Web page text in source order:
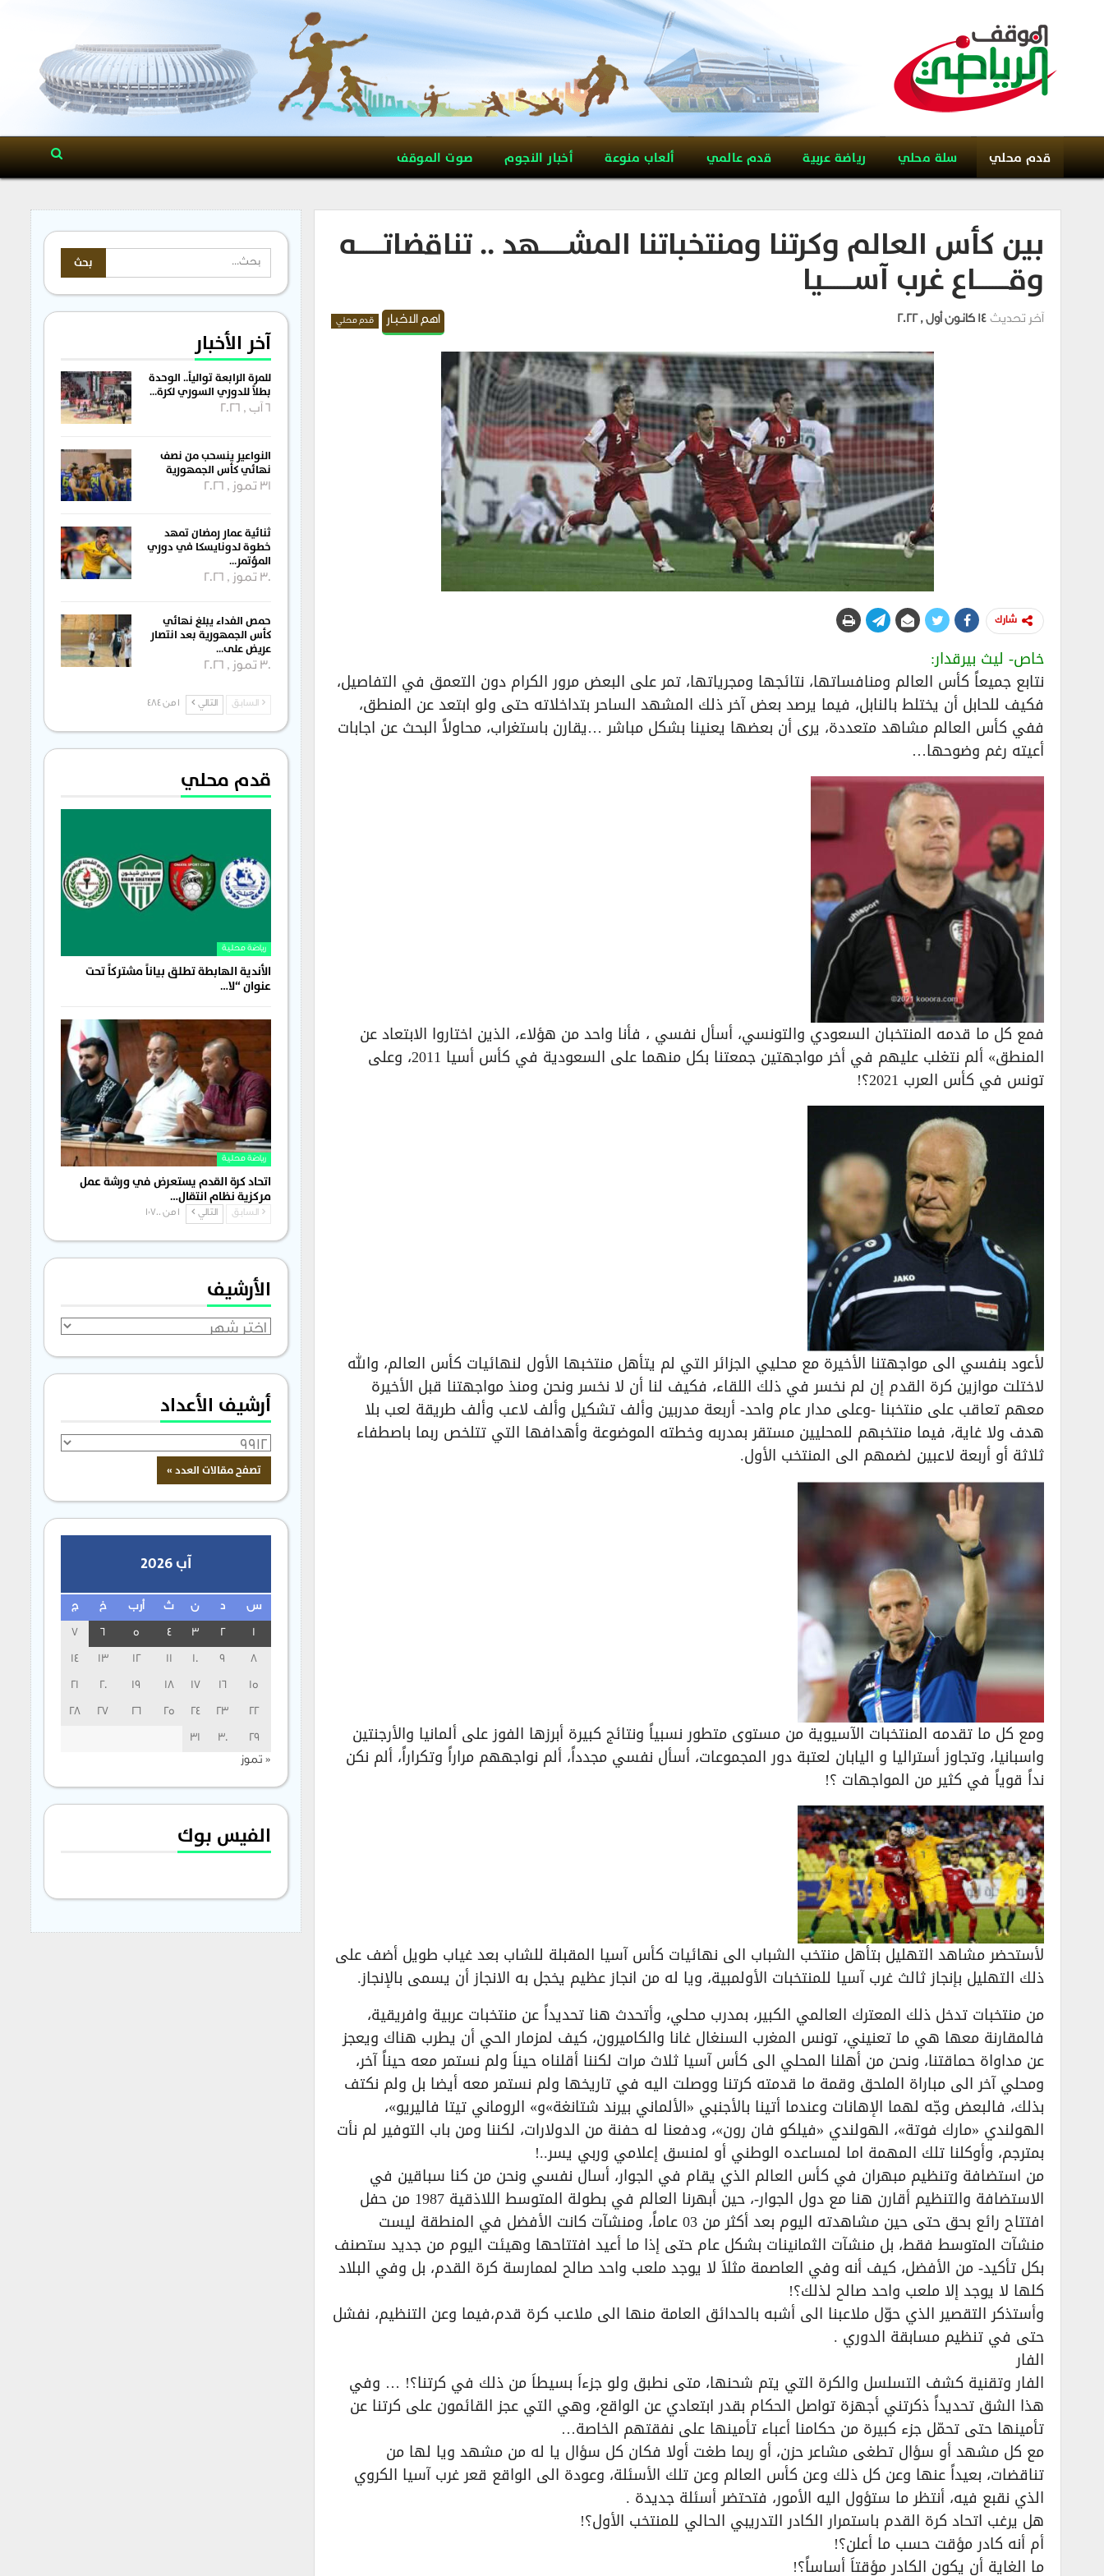
قدم محلي سلة محلي رياضة عربية قدم عالمي ألعاب منوعة أخبار النجوم صوت الموقف
بين كأس العالم وكرتنا ومنتخباتنا المشــــــــهد .. تناقضاتــــــــه
وقــــــــــاع غرب آســـــــــيا
اهم الاخبار قدم محلي آخر تحديث 14 كانون أول , 2022
شارك
خاص- ليث بيرقدار:
نتابع جميعاً كأس العالم ومنافساتها، نتائجها ومجرياتها، تمر على البعض مرور الكرام دون التعمق في التفاصيل،
فكيف للحابل أن يختلط بالنابل، فيما يرصد بعض آخر ذلك المشهد الساحر بتداخلاته حتى ولو ابتعد عن المنطق،
ففي كأس العالم مشاهد متعددة، يرى أن بعضها يعنينا بشكل مباشر …يقارن باستغراب، محاولاً البحث عن اجابات
أعيته رغم وضوحها…
فمع كل ما قدمه المنتخبان السعودي والتونسي، أسأل نفسي ، فأنا واحد من هؤلاء، الذين اختاروا الابتعاد عن
المنطق» ألم نتغلب عليهم في أخر مواجهتين جمعتنا بكل منهما على السعودية في كأس أسيا 2011، وعلى
تونس في كأس العرب 2021؟!
لأعود بنفسي الى مواجهتنا الأخيرة مع محليي الجزائر التي لم يتأهل منتخبها الأول لنهائيات كأس العالم، والله
لاختلت موازين كرة القدم إن لم نخسر في ذلك اللقاء، فكيف لنا أن لا نخسر ونحن ومنذ مواجهتنا قبل الأخيرة
معهم تعاقب على منتخبنا -وعلى مدار عام واحد- أربعة مدربين وألف تشكيل وألف لاعب وألف طريقة لعب بلا
هدف ولا غاية، فيما منتخبهم للمحليين مستقر بمدربه وخطته الموضوعة وأهدافها التي تتلخص ربما باصطفاء
ثلاثة أو أربعة لاعبين لضمهم الى المنتخب الأول.
ومع كل ما تقدمه المنتخبات الآسيوية من مستوى متطور نسبياً ونتائج كبيرة أبرزها الفوز على ألمانيا والأرجنتين
واسبانيا، وتجاوز أستراليا و اليابان لعتبة دور المجموعات، أسأل نفسي مجدداً، ألم نواجههم مراراً وتكراراً، ألم نكن
نداً قوياً في كثير من المواجهات ؟!
لأستحضر مشاهد التهليل بتأهل منتخب الشباب الى نهائيات كأس آسيا المقبلة للشاب بعد غياب طويل أضف على
ذلك التهليل بإنجاز ثالث غرب آسيا للمنتخبات الأولمبية، ويا له من انجاز عظيم يخجل به الانجاز أن يسمى بالإنجاز.
من منتخبات تدخل ذلك المعترك العالمي الكبير، بمدرب محلي، وأتحدث هنا تحديداً عن منتخبات عربية وافريقية،
فالمقارنة معها هي ما تعنيني، تونس المغرب السنغال غانا والكاميرون، كيف لمزمار الحي أن يطرب هناك ويعجز
عن مداواة حماقتنا، ونحن من أهلنا المحلي الى كأس آسيا ثلاث مرات لكننا أقلناه حيناَ ولم نستمر معه حيناً آخر،
ومحلي آخر الى مباراة الملحق وقمة ما قدمته كرتنا ووصلت اليه في تاريخها ولم نستمر معه أيضا بل ولم نكتف
بذلك، فالبعض وجّه لهما الإهانات وعندما أتينا بالأجنبي «الألماني بيرند شتانغة»و» الروماني تيتا فاليريو»،
الهولندي «مارك فوتة»، الهولندي «فيلكو فان رون»، ودفعنا له حفنة من الدولارات، لكننا ومن باب التوفير لم نأت
بمترجم، وأوكلنا تلك المهمة اما لمساعده الوطني أو لمنسق إعلامي وربي يسر..!
من استضافة وتنظيم مبهران في كأس العالم الذي يقام في الجوار، أسال نفسي ونحن من كنا سباقين في
الاستضافة والتنظيم أقارن هنا مع دول الجوار-، حين أبهرنا العالم في بطولة المتوسط اللاذقية 1987 من حفل
افتتاح رائع بحق حتى حين مشاهدته اليوم بعد أكثر من 03 عاماً، ومنشآت كانت الأفضل في المنطقة ليست
منشآت المتوسط فقط، بل منشآت الثمانينات بشكل عام حتى إذا ما أعيد افتتاحها وهيئت اليوم من جديد ستصنف
بكل تأكيد- من الأفضل، كيف أنه وفي العاصمة مثلاَ لا يوجد ملعب واحد صالح لممارسة كرة القدم، بل وفي البلاد
كلها لا يوجد إلا ملعب واحد صالح لذلك؟!
وأستذكر التقصير الذي حوّل ملاعبنا الى أشبه بالحدائق العامة منها الى ملاعب كرة قدم،فيما وعن التنظيم، نفشل
حتى في تنظيم مسابقة الدوري .
الفار
الفار وتقنية كشف التسلسل والكرة التي يتم شحنها، متى نطبق ولو جزءاَ بسيطاَ من ذلك في كرتنا؟! … وفي
هذا الشق تحديداً ذكرتني أجهزة تواصل الحكام بقدر ابتعادي عن الواقع، وهي التي عجز القائمون على كرتنا عن
تأمينها حتى تحمّل جزء كبيرة من حكامنا أعباء تأمينها على نفقتهم الخاصة…
مع كل مشهد أو سؤال تطغى مشاعر حزن، أو ربما طغت أولا فكان كل سؤال يا له من مشهد ويا لها من
تناقضات، بعيداً عنها وعن كل ذلك وعن كأس العالم وعن تلك الأسئلة، وعودة الى الواقع قعر غرب آسيا الكروي
الذي نقبع فيه، أنتظر ما ستؤول اليه الأمور، فتحتضر أسئلة جديدة .
هل يرغب اتحاد كرة القدم باستمرار الكادر التدريبي الحالي للمنتخب الأول؟!
أم أنه كادر مؤقت حسب ما أعلن؟!
ما الغاية أن يكون الكادر مؤقتاَ أساساً؟!
آخر الأخبار
للمرة الرابعة توالياً.. الوحدة
بطلاً للدوري السوري لكرة…
6 آب , 2026
النواعير ينسحب من نصف
نهائي كأس الجمهورية
31 تموز , 2026
ثنائية عمار رمضان تمهد
خطوة لدونايسكا في دوري
المؤتمر…
30 تموز , 2026
حمص الفداء يبلغ نهائي
كأس الجمهورية بعد انتصار
عريض على…
30 تموز , 2026
السابق التالي 1 من 484
قدم محلي
رياضة محلية
الأندية الهابطة تطلق بياناً مشتركاً تحت
عنوان “لا…
رياضة محلية
اتحاد كرة القدم يستعرض في ورشة عمل
مركزية نظام انتقال…
السابق التالي 1 من 1٬700
الأرشيف
الأرشيف
أرشيف الأعداد
آب 2026
س د ن ث أرب خ ج
1
2
3
4
5
6
7
8
9
10
11
12
13
14
15
16
17
18
19
20
21
22
23
24
25
26
27
28
29
30
31
« تموز
الفيس بوك